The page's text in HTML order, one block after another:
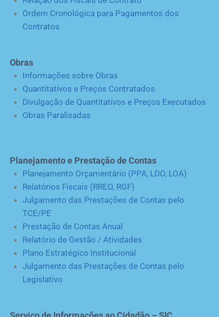
Ordem Cronológica para Pagamentos dos
Contratos
Obras
Informações sobre Obras
Quantitativos e Preços Contratados
Divulgação de Quantitativos e Preços Executados
Obras Paralisadas
Planejamento e Prestação de Contas
Planejamento Orçamentário (PPA, LDO, LOA)
Relatórios Fiscais (RREO, RGF)
Julgamento das Prestações de Contas pelo
TCE/PE
Prestação de Contas Anual
Relatório de Gestão / Atividades
Plano Estratégico Institucional
Julgamento das Prestações de Contas pelo
Legislativo